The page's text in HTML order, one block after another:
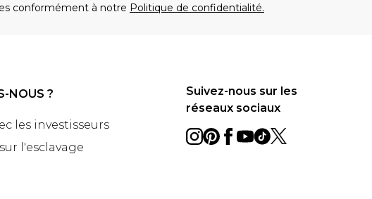
conformément à notre Politique de confidentialité.
NOUS ?
les investisseurs
l'esclavage
Suivez-nous sur les
réseaux sociaux